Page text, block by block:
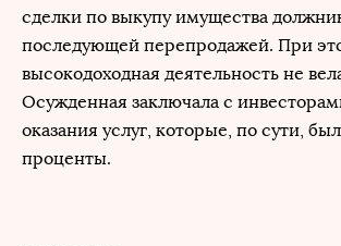
сделки по выкупу имущества
последующей перепродажей. При
высокодоходная деятельность не
Осужденная заключала с
оказания услуг, которые, по сути,
проценты.